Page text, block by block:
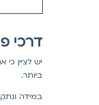
דרכי
יש לציין
ביותר.
במידה